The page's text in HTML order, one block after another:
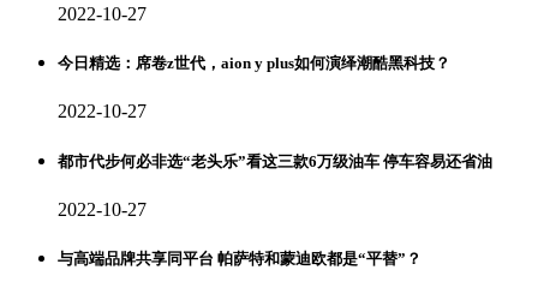
2022-10-27
今日精选：席卷z世代，aion y plus如何演绎潮酷黑科技？
2022-10-27
都市代步何必非选“老头乐”看这三款6万级油车 停车容易还省油
2022-10-27
与高端品牌共享同平台 帕萨特和蒙迪欧都是“平替”？